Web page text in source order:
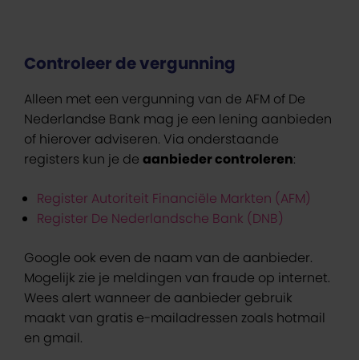
Controleer de vergunning
Alleen met een vergunning van de AFM of De
Nederlandse Bank mag je een lening aanbieden
of hierover adviseren. Via onderstaande
registers kun je de aanbieder controleren:
Register Autoriteit Financiële Markten (AFM)
Register De Nederlandsche Bank (DNB)
Google ook even de naam van de aanbieder.
Mogelijk zie je meldingen van fraude op internet.
Wees alert wanneer de aanbieder gebruik
maakt van gratis e-mailadressen zoals hotmail
en gmail.